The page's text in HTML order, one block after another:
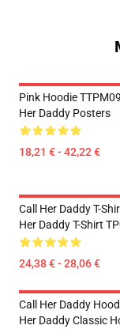
Pink Hoodie
Her Daddy Posters
18,21 € - 42,22 €
Call Her Daddy T-
Her Daddy T-Shirt
24,38 € - 28,06 €
Call Her Daddy
Her Daddy Classic